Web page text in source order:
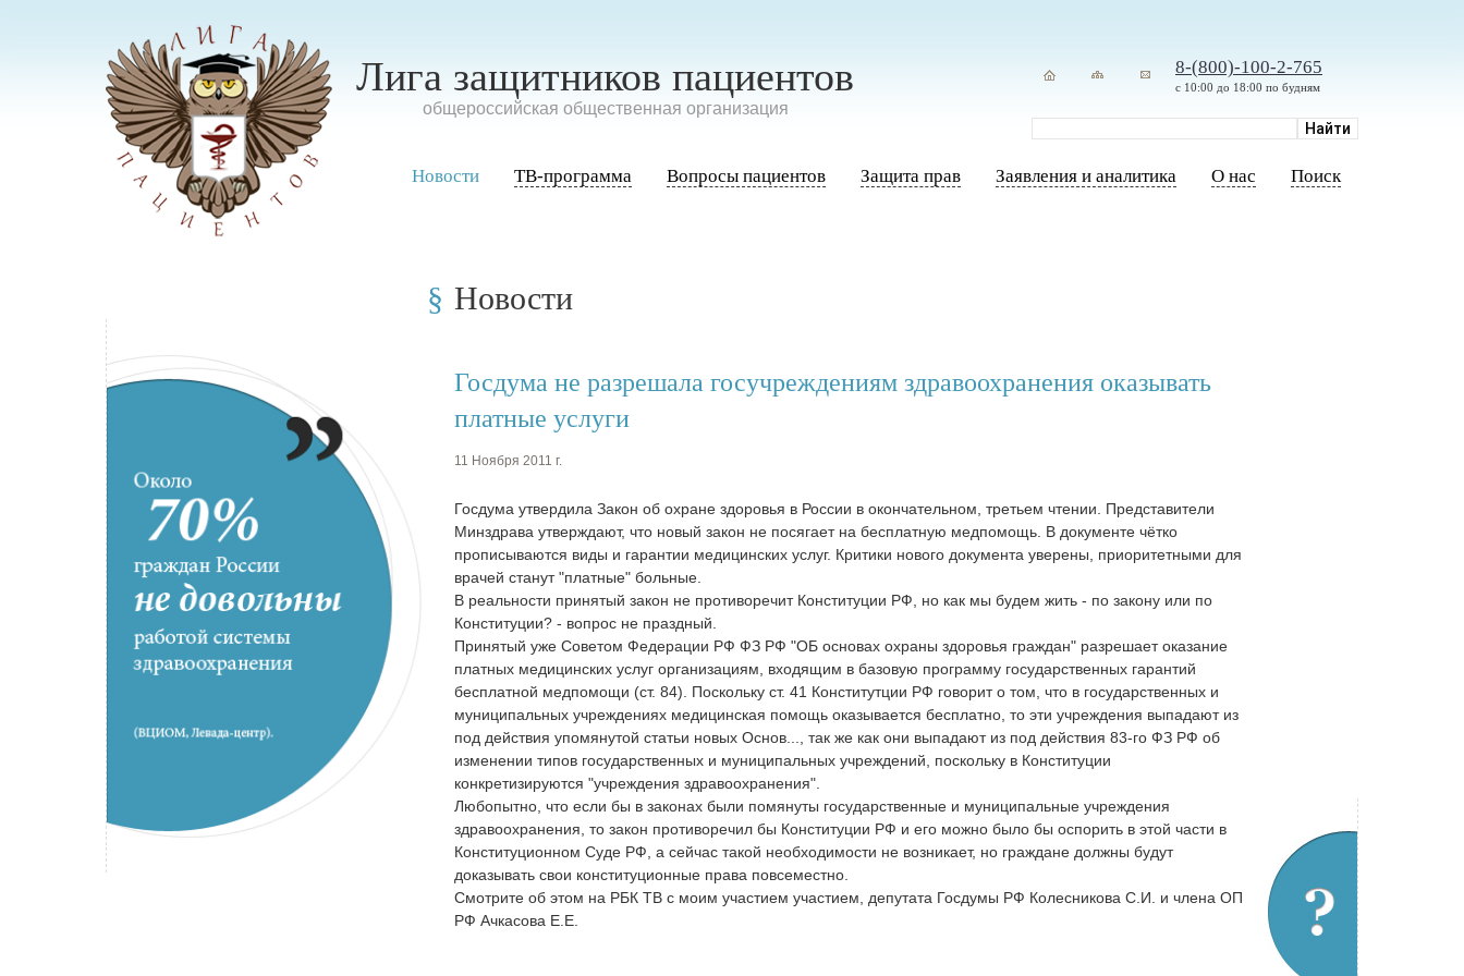
Лига защитников пациентов
oбщероссийская общественная организация
8-(800)-100-2-765
с 10:00 до 18:00 по будням
Новости ТВ-программа Вопросы пациентов Защита прав Заявления и аналитика О нас Поиск
Новости
Госдума не разрешала госучреждениям здравоохранения оказывать
платные услуги
11 Ноября 2011 г.
Госдума утвердила Закон об охране здоровья в России в окончательном, третьем чтении. Представители
Минздрава утверждают, что новый закон не посягает на бесплатную медпомощь. В документе чётко
прописываются виды и гарантии медицинских услуг. Критики нового документа уверены, приоритетными для
врачей станут "платные" больные.
В реальности принятый закон не противоречит Конституции РФ, но как мы будем жить - по закону или по
Конституции? - вопрос не праздный.
Принятый уже Советом Федерации РФ ФЗ РФ "ОБ основах охраны здоровья граждан" разрешает оказание
платных медицинских услуг организациям, входящим в базовую программу государственных гарантий
бесплатной медпомощи (ст. 84). Поскольку ст. 41 Конститутции РФ говорит о том, что в государственных и
муниципальных учреждениях медицинская помощь оказывается бесплатно, то эти учреждения выпадают из
под действия упомянутой статьи новых Основ..., так же как они выпадают из под действия 83-го ФЗ РФ об
изменении типов государственных и муниципальных учреждений, поскольку в Конституции
конкретизируются "учреждения здравоохранения".
Любопытно, что если бы в законах были помянуты государственные и муниципальные учреждения
здравоохранения, то закон противоречил бы Конституции РФ и его можно было бы оспорить в этой части в
Конституционном Суде РФ, а сейчас такой необходимости не возникает, но граждане должны будут
доказывать свои конституционные права повсеместно.
Смотрите об этом на РБК ТВ с моим участием участием, депутата Госдумы РФ Колесникова С.И. и члена ОП
РФ Ачкасова Е.Е.